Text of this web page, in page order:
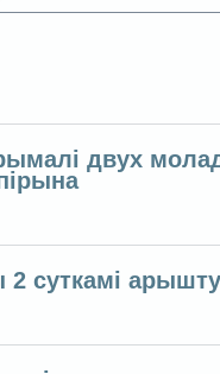
двух
суткамі арышту